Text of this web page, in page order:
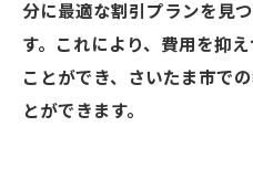
分に最適な割引プランを見
す。これにより、費用を抑
ことができ、さいたま市で
とができます。